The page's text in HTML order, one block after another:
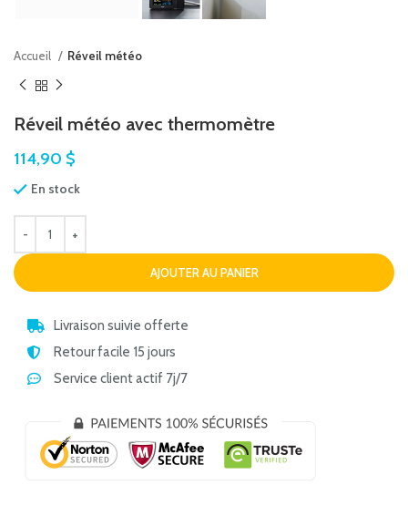
Accueil Réveil météo
Réveil météo avec thermomètre
114,90 $
En stock
AJOUTER AU PANIER
Livraison suivie offerte
Retour facile 15 jours
Service client actif 7j/7